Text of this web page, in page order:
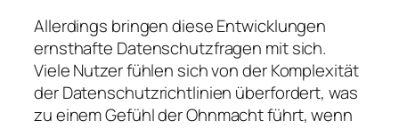
Allerdings bringen diese Entwicklungen
ernsthafte Datenschutzfragen mit sich.
Viele Nutzer fühlen sich von der Komplexität
der Datenschutzrichtlinien überfordert, was
zu einem Gefühl der Ohnmacht führt, wenn